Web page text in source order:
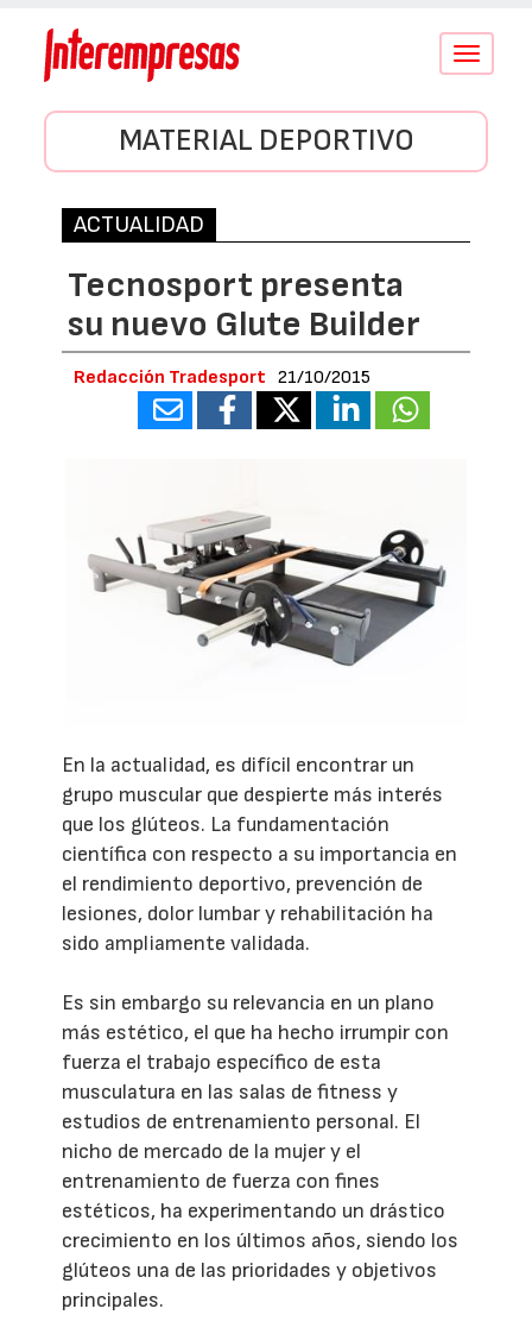
Conmutar
MATERIAL DEPORTIVO
ACTUALIDAD
Tecnosport presenta
su nuevo Glute Builder
Redacción Tradesport 21/10/2015
En la actualidad, es difícil encontrar un
grupo muscular que despierte más interés
que los glúteos. La fundamentación
científica con respecto a su importancia en
el rendimiento deportivo, prevención de
lesiones, dolor lumbar y rehabilitación ha
sido ampliamente validada.
Es sin embargo su relevancia en un plano
más estético, el que ha hecho irrumpir con
fuerza el trabajo específico de esta
musculatura en las salas de fitness y
estudios de entrenamiento personal. El
nicho de mercado de la mujer y el
entrenamiento de fuerza con fines
estéticos, ha experimentando un drástico
crecimiento en los últimos años, siendo los
glúteos una de las prioridades y objetivos
principales.